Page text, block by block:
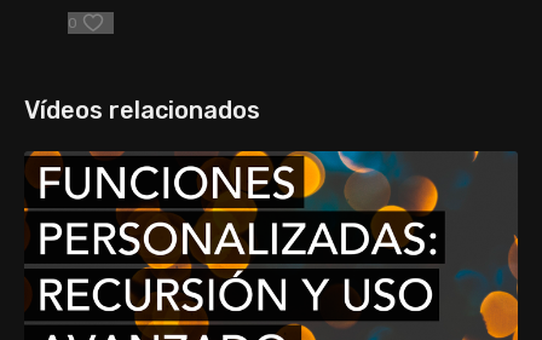
0
Vídeos relacionados